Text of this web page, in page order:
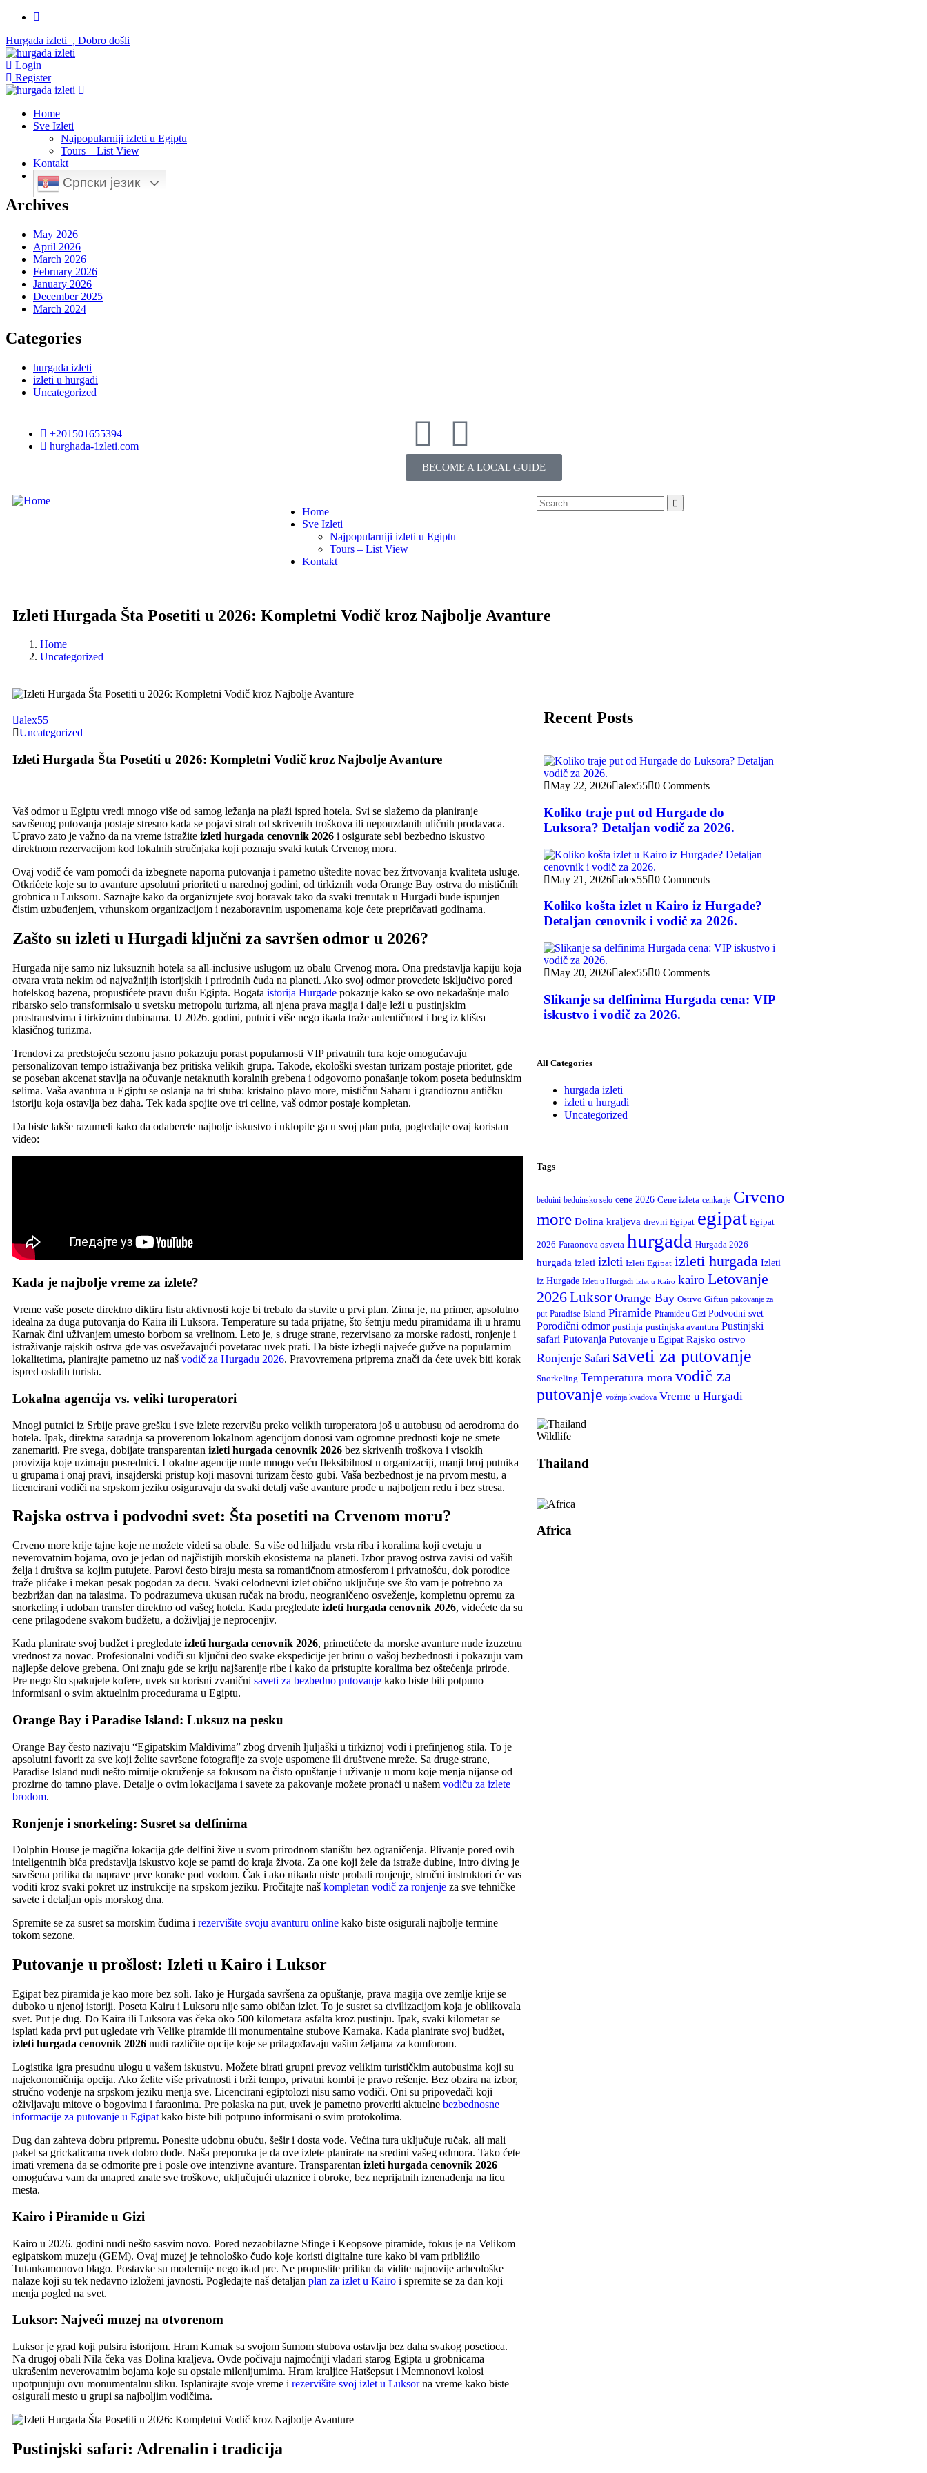
Hurgada izleti , Dobro došli
Login
Register
Home
Sve Izleti
Najpopularniji izleti u Egiptu
Tours – List View
Kontakt
Српски језик
Archives
May 2026
April 2026
March 2026
February 2026
January 2026
December 2025
March 2024
Categories
hurgada izleti
izleti u hurgadi
Uncategorized
+201501655394
hurghada-1zleti.com
BECOME A LOCAL GUIDE
Home
Sve Izleti
Najpopularniji izleti u Egiptu
Tours – List View
Kontakt
Izleti Hurgada Šta Posetiti u 2026: Kompletni Vodič kroz Najbolje Avanture
Home
Uncategorized
alex55
Uncategorized
Izleti Hurgada Šta Posetiti u 2026: Kompletni Vodič kroz Najbolje Avanture
Vaš odmor u Egiptu vredi mnogo više od samog ležanja na plaži ispred hotela. Svi se slažemo da planiranje
savršenog putovanja postaje stresno kada se pojavi strah od skrivenih troškova ili nepouzdanih uličnih prodavaca.
Upravo zato je važno da na vreme istražite izleti hurgada cenovnik 2026 i osigurate sebi bezbedno iskustvo
direktnom rezervacijom kod lokalnih stručnjaka koji poznaju svaki kutak Crvenog mora.
Ovaj vodič će vam pomoći da izbegnete naporna putovanja i pametno uštedite novac bez žrtvovanja kvaliteta usluge.
Otkrićete koje su to avanture apsolutni prioriteti u narednoj godini, od tirkiznih voda Orange Bay ostrva do mističnih
grobnica u Luksoru. Saznajte kako da organizujete svoj boravak tako da svaki trenutak u Hurgadi bude ispunjen
čistim uzbuđenjem, vrhunskom organizacijom i nezaboravnim uspomenama koje ćete prepričavati godinama.
Zašto su izleti u Hurgadi ključni za savršen odmor u 2026?
Hurgada nije samo niz luksuznih hotela sa all-inclusive uslugom uz obalu Crvenog mora. Ona predstavlja kapiju koja
otvara vrata nekim od najvažnijih istorijskih i prirodnih čuda na planeti. Ako svoj odmor provedete isključivo pored
hotelskog bazena, propustićete pravu dušu Egipta. Bogata istorija Hurgade pokazuje kako se ovo nekadašnje malo
ribarsko selo transformisalo u svetsku metropolu turizma, ali njena prava magija i dalje leži u pustinjskim
prostranstvima i tirkiznim dubinama. U 2026. godini, putnici više nego ikada traže autentičnost i beg iz klišea
klasičnog turizma.
Trendovi za predstojeću sezonu jasno pokazuju porast popularnosti VIP privatnih tura koje omogućavaju
personalizovan tempo istraživanja bez pritiska velikih grupa. Takođe, ekološki svestan turizam postaje prioritet, gde
se poseban akcenat stavlja na očuvanje netaknutih koralnih grebena i odgovorno ponašanje tokom poseta beduinskim
selima. Vaša avantura u Egiptu se oslanja na tri stuba: kristalno plavo more, mističnu Saharu i grandioznu antičku
istoriju koja ostavlja bez daha. Tek kada spojite ove tri celine, vaš odmor postaje kompletan.
Da biste lakše razumeli kako da odaberete najbolje iskustvo i uklopite ga u svoj plan puta, pogledajte ovaj koristan
video:
Kada je najbolje vreme za izlete?
Vreme vaše posete direktno diktira listu aktivnosti koje bi trebalo da stavite u prvi plan. Zima je, na primer, apsolutno
idealna za duga putovanja do Kaira ili Luksora. Temperature su tada prijatne, što šetnju među piramidama ili u hramu
Karnak čini uživanjem umesto borbom sa vrelinom. Leto je, s druge strane, rezervisano za morske radosti, ronjenje i
istraživanje rajskih ostrva gde vas osvežavajući povetarac uvek prati. Da biste izbegli najveće gužve na popularnim
lokalitetima, planirajte pametno uz naš vodič za Hurgadu 2026. Pravovremena priprema znači da ćete uvek biti korak
ispred ostalih turista.
Lokalna agencija vs. veliki turoperatori
Mnogi putnici iz Srbije prave grešku i sve izlete rezervišu preko velikih turoperatora još u autobusu od aerodroma do
hotela. Ipak, direktna saradnja sa proverenom lokalnom agencijom donosi vam ogromne prednosti koje ne smete
zanemariti. Pre svega, dobijate transparentan izleti hurgada cenovnik 2026 bez skrivenih troškova i visokih
provizija koje uzimaju posrednici. Lokalne agencije nude mnogo veću fleksibilnost u organizaciji, manji broj putnika
u grupama i onaj pravi, insajderski pristup koji masovni turizam često gubi. Vaša bezbednost je na prvom mestu, a
licencirani vodiči na srpskom jeziku osiguravaju da svaki detalj vaše avanture prođe u najboljem redu i bez stresa.
Rajska ostrva i podvodni svet: Šta posetiti na Crvenom moru?
Crveno more krije tajne koje ne možete videti sa obale. Sa više od hiljadu vrsta riba i koralima koji cvetaju u
neverovatnim bojama, ovo je jedan od najčistijih morskih ekosistema na planeti. Izbor pravog ostrva zavisi od vaših
želja i društva sa kojim putujete. Parovi često biraju mesta sa romantičnom atmosferom i privatnošću, dok porodice
traže plićake i mekan pesak pogodan za decu. Svaki celodnevni izlet obično uključuje sve što vam je potrebno za
bezbrižan dan na talasima. To podrazumeva ukusan ručak na brodu, neograničeno osveženje, kompletnu opremu za
snorkeling i udoban transfer direktno od vašeg hotela. Kada pregledate izleti hurgada cenovnik 2026, videćete da su
cene prilagođene svakom budžetu, a doživljaj je neprocenjiv.
Kada planirate svoj budžet i pregledate izleti hurgada cenovnik 2026, primetićete da morske avanture nude izuzetnu
vrednost za novac. Profesionalni vodiči su ključni deo svake ekspedicije jer brinu o vašoj bezbednosti i pokazuju vam
najlepše delove grebena. Oni znaju gde se kriju najšarenije ribe i kako da pristupite koralima bez oštećenja prirode.
Pre nego što spakujete kofere, uvek su korisni zvanični saveti za bezbedno putovanje kako biste bili potpuno
informisani o svim aktuelnim procedurama u Egiptu.
Orange Bay i Paradise Island: Luksuz na pesku
Orange Bay često nazivaju “Egipatskim Maldivima” zbog drvenih ljuljaški u tirkiznoj vodi i prefinjenog stila. To je
apsolutni favorit za sve koji želite savršene fotografije za svoje uspomene ili društvene mreže. Sa druge strane,
Paradise Island nudi nešto mirnije okruženje sa fokusom na čisto opuštanje i uživanje u moru koje menja nijanse od
prozirne do tamno plave. Detalje o ovim lokacijama i savete za pakovanje možete pronaći u našem vodiču za izlete
brodom.
Ronjenje i snorkeling: Susret sa delfinima
Dolphin House je magična lokacija gde delfini žive u svom prirodnom staništu bez ograničenja. Plivanje pored ovih
inteligentnih bića predstavlja iskustvo koje se pamti do kraja života. Za one koji žele da istraže dubine, intro diving je
savršena prilika da naprave prve korake pod vodom. Čak i ako nikada niste probali ronjenje, stručni instruktori će vas
voditi kroz svaki pokret uz instrukcije na srpskom jeziku. Pročitajte naš kompletan vodič za ronjenje za sve tehničke
savete i detaljan opis morskog dna.
Spremite se za susret sa morskim čudima i rezervišite svoju avanturu online kako biste osigurali najbolje termine
tokom sezone.
Putovanje u prošlost: Izleti u Kairo i Luksor
Egipat bez piramida je kao more bez soli. Iako je Hurgada savršena za opuštanje, prava magija ove zemlje krije se
duboko u njenoj istoriji. Poseta Kairu i Luksoru nije samo običan izlet. To je susret sa civilizacijom koja je oblikovala
svet. Put je dug. Do Kaira ili Luksora vas čeka oko 500 kilometara asfalta kroz pustinju. Ipak, svaki kilometar se
isplati kada prvi put ugledate vrh Velike piramide ili monumentalne stubove Karnaka. Kada planirate svoj budžet,
izleti hurgada cenovnik 2026 nudi različite opcije koje se prilagođavaju vašim željama za komforom.
Logistika igra presudnu ulogu u vašem iskustvu. Možete birati grupni prevoz velikim turističkim autobusima koji su
najekonomičnija opcija. Ako želite više privatnosti i brži tempo, privatni kombi je pravo rešenje. Bez obzira na izbor,
stručno vođenje na srpskom jeziku menja sve. Licencirani egiptolozi nisu samo vodiči. Oni su pripovedači koji
oživljavaju mitove o bogovima i faraonima. Pre polaska na put, uvek je pametno proveriti aktuelne bezbednosne
informacije za putovanje u Egipat kako biste bili potpuno informisani o svim protokolima.
Dug dan zahteva dobru pripremu. Ponesite udobnu obuću, šešir i dosta vode. Većina tura uključuje ručak, ali mali
paket sa grickalicama uvek dobro dođe. Naša preporuka je da ove izlete planirate na sredini vašeg odmora. Tako ćete
imati vremena da se odmorite pre i posle ove intenzivne avanture. Transparentan izleti hurgada cenovnik 2026
omogućava vam da unapred znate sve troškove, uključujući ulaznice i obroke, bez neprijatnih iznenađenja na licu
mesta.
Kairo i Piramide u Gizi
Kairo u 2026. godini nudi nešto sasvim novo. Pored nezaobilazne Sfinge i Keopsove piramide, fokus je na Velikom
egipatskom muzeju (GEM). Ovaj muzej je tehnološko čudo koje koristi digitalne ture kako bi vam približilo
Tutankamonovo blago. Postavke su modernije nego ikad pre. Ne propustite priliku da vidite najnovije arheološke
nalaze koji su tek nedavno izloženi javnosti. Pogledajte naš detaljan plan za izlet u Kairo i spremite se za dan koji
menja pogled na svet.
Luksor: Najveći muzej na otvorenom
Luksor je grad koji pulsira istorijom. Hram Karnak sa svojom šumom stubova ostavlja bez daha svakog posetioca.
Na drugoj obali Nila čeka vas Dolina kraljeva. Ovde počivaju najmoćniji vladari starog Egipta u grobnicama
ukrašenim neverovatnim bojama koje su opstale milenijumima. Hram kraljice Hatšepsut i Memnonovi kolosi
upotpunjuju ovu monumentalnu sliku. Isplanirajte svoje vreme i rezervišite svoj izlet u Luksorna vreme kako biste
osigurali mesto u grupi sa najboljim vodičima.
Pustinjski safari: Adrenalin i tradicija
Recent Posts
May 22, 2026 alex55 0 Comments
Koliko traje put od Hurgade do
Luksora? Detaljan vodič za 2026.
May 21, 2026 alex55 0 Comments
Koliko košta izlet u Kairo iz Hurgade?
Detaljan cenovnik i vodič za 2026.
May 20, 2026 alex55 0 Comments
Slikanje sa delfinima Hurgada cena: VIP
iskustvo i vodič za 2026.
All Categories
hurgada izleti
izleti u hurgadi
Uncategorized
Tags
beduini beduinsko selo cene 2026 Cene izleta cenkanje Crveno
more Dolina kraljeva drevni Egipat egipat Egipat
2026 Faraonova osveta hurgada Hurgada 2026
hurgada izleti izleti Izleti Egipat izleti hurgada Izleti
iz Hurgade Izleti u Hurgadi izlet u Kairo kairo Letovanje
2026Luksor Orange Bay Ostrvo Giftun pakovanje za
put Paradise Island Piramide Piramide u Gizi Podvodni svet
Porodični odmor pustinja pustinjska avantura Pustinjski
safari Putovanja Putovanje u Egipat Rajsko ostrvo
Ronjenje Safari saveti za putovanje
Snorkeling Temperatura mora vodič za
putovanje vožnja kvadova Vreme u Hurgadi
Wildlife
Thailand
Africa